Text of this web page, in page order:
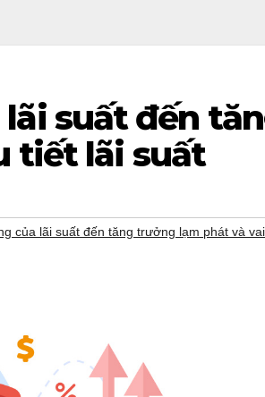
lãi suất đến
tiết lãi suất
của lãi suất đến tăng trưởng lạm phát và